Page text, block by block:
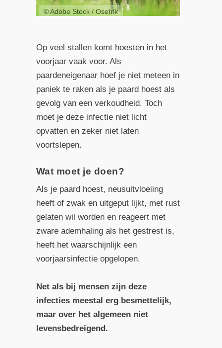
© Adobe Stock / Osetrik
Op veel stallen komt hoesten in het
voorjaar vaak voor. Als
paardeneigenaar hoef je niet meteen in
paniek te raken als je paard hoest als
gevolg van een verkoudheid. Toch
moet je deze infectie niet licht
opvatten en zeker niet laten
voortslepen.
Wat moet je doen?
Als je paard hoest, neusuitvloeiing
heeft of zwak en uitgeput lijkt, met rust
gelaten wil worden en reageert met
zware ademhaling als het gestrest is,
heeft het waarschijnlijk een
voorjaarsinfectie opgelopen.
Net als bij mensen zijn deze
infecties meestal erg besmettelijk,
maar over het algemeen niet
levensbedreigend.